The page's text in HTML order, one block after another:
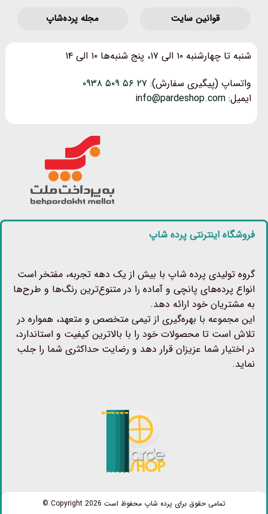
قوانین‌ سایت مجله پرده‌شاپ
شنبه تا چهارشنبه ۱۰ الی ۱۷، پنج شنبه‌ها ۱۰ الی ۱۴
واتساپ (پیگیری سفارش): ۲۷ ۵۶ ۵۰۹ ۰۹۳۸
ایمیل: info@pardeshop.com
فروشگاه اینترنتی پرده شاپ
گروه تولیدی پرده شاپ با بیش از یک دهه تجربه، مفتخر است
انواع پرده‌های پانچی و آماده را در متنوع‌ترین رنگ‌ها و طرح‌ها
به مشتریان خود ارائه دهد.
این مجموعه با بهره‌گیری از تیمی متخصص و متعهد، همواره در
تلاش است تا محصولات خود را با بالاترین کیفیت و استاندارد،
در اختیار شما عزیزان قرار دهد و رضایت حداکثری شما را جلب
نماید.
تمامی حقوق برای پرده شاپ محفوظ است Copyright 2026 ©